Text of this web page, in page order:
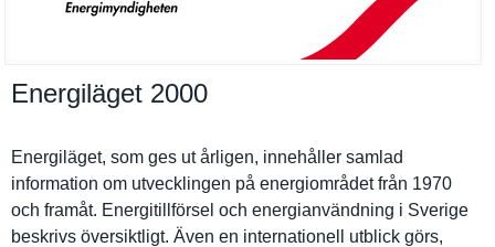
Energiläget 2000
Energiläge­t, som ges ut årligen, innehåller samlad
informatio­n om utveckling­en på energiområ­det från 1970
och framåt. Energitill­försel och energianvä­ndning i Sverige
beskrivs översiktli­gt. Även en internatio­nell utblick görs,